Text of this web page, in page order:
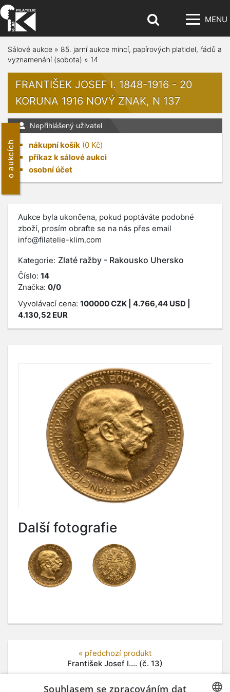
MENU
o aukcích
Sálové aukce » 85. jarní aukce mincí, papírových platidel, řádů a
vyznamenání (sobota) » 14
FRANTIŠEK JOSEF I. 1848-1916 - 20
KORUNA 1916 NOVÝ ZNAK, N 137
Nepřihlášený uživatel
nákupní košík (0 Kč)
příkaz k sálové aukci
osobní účet
Aukce byla ukončena, pokud poptáváte podobné
zboží, prosím obraťte se na nás přes email
info@filatelie-klim.com
Kategorie: Zlaté ražby - Rakousko Uhersko
Číslo: 14
Značka: 0/0
Vyvolávací cena: 100000CZK | 4.766,44 USD |
4.130,52 EUR
Další fotografie
« předchozí produkt
František Josef I.... (č. 13)
Souhlasem se zpracováním dat